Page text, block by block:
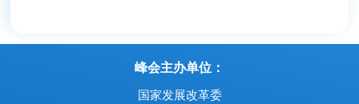
峰会主办单位：
国家发展改革委